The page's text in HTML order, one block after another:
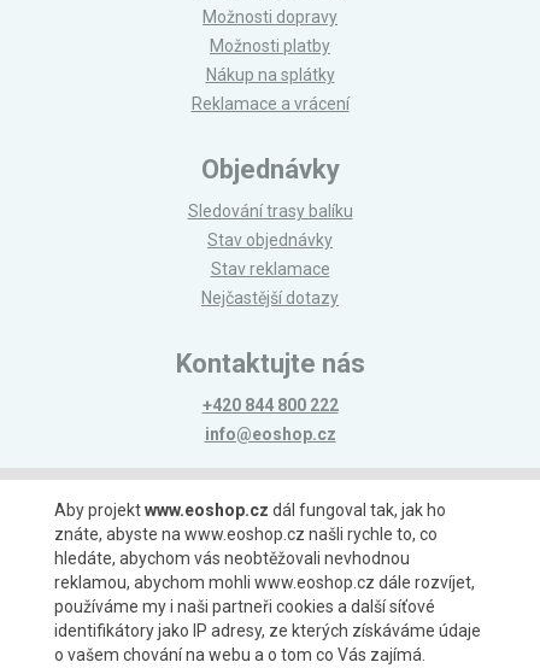
Možnosti dopravy
Možnosti platby
Nákup na splátky
Reklamace a vrácení
Objednávky
Sledování trasy balíku
Stav objednávky
Stav reklamace
Nejčastější dotazy
Kontaktujte nás
+420 844 800 222
info@eoshop.cz
Možnosti platby
Možnosti dopravy
Aby projektwww.eoshop.cz dál fungoval tak, jak ho
znáte, abyste na www.eoshop.cz našli rychle to, co
hledáte, abychom vás neobtěžovali nevhodnou
reklamou, abychom mohli www.eoshop.cz dále rozvíjet,
používáme my i naši partneři cookies a další síťové
identifikátory jako IP adresy, ze kterých získáváme údaje
o vašem chování na webu a o tom co Vás zajímá.